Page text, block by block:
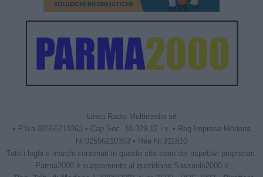
Linea Radio Multimedia srl
• P.Iva 02556210363 • Cap.Soc. 10.329,12 i.v. • Reg.Imprese Modena
Nr.02556210363 • Rea Nr.311810
Tutti i loghi e marchi contenuti in questo sito sono dei rispettivi proprietari.
Parma2000.it supplemento al quotidiano Sassuolo2000.it